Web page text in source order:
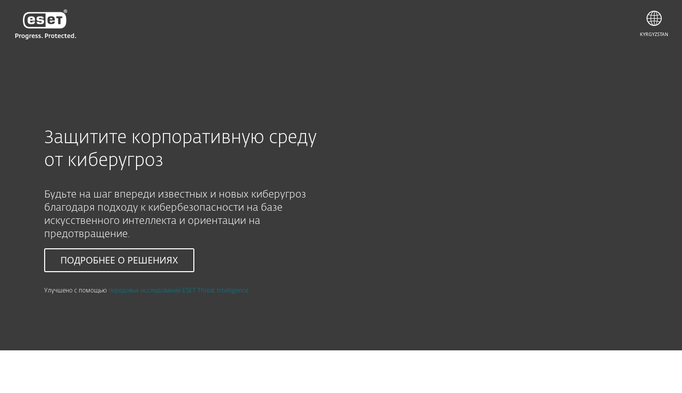
Защитите корпоративную среду
от киберугроз
Будьте на шаг впереди известных и новых киберугроз
благодаря подходу к кибербезопасности на базе
искусственного интеллекта и ориентации на
предотвращение.
ПОДРОБНЕЕ О РЕШЕНИЯХ
Улучшено с помощью передовых исследований ESET Threat Intelligence
KG-RUДля бизнеса
ESET
KYRGYZSTAN